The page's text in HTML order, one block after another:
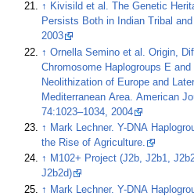
↑ Kivisild et al. The Genetic
Persists Both in Indian Tribal
2003
↑ Ornella Semino et al. Origin,
Chromosome Haplogroups E
Neolithization of Europe and
Mediterranean Area. American
74:1023–1034, 2004
↑ Mark Lechner. Y-DNA
the Rise of Agriculture.
↑ M102+ Project (J2b, J2b1,
J2b2d)
↑ Mark Lechner. Y-DNA